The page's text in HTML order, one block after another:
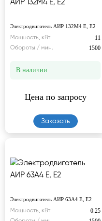
Электродвигатель АИР 132М4 Е, Е2
Мощность, кВт
11
Обороты / мин. 1500
В наличии
Цена по запросу
Заказать
Электродвигатель АИР 63А4 Е, Е2
Мощность, кВт
0.25